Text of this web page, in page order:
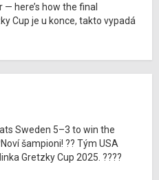
here’s how the final
Cup je u konce, takto vypadá
Sweden 5–3 to win the
šampioni! ?? Tým USA
Gretzky Cup 2025. ????